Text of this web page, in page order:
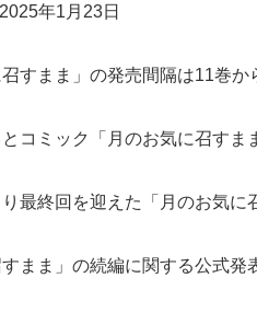
年1月23日
すまま」の発売間隔は11巻
コミック「月のお気に召す
最終回を迎えた「月のお気
まま」の続編に関する公式